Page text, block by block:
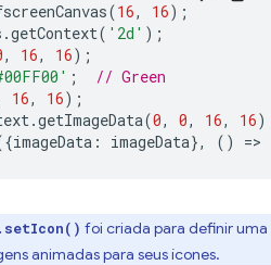
(16, 16);
.getContext( '2d' );
, 16, 16);
;
// Green
16, 16);
.getImageData(0, 0, 16, 16
imageData : imageData}, () =>
foi criada para definir uma
animadas para seus ícones.